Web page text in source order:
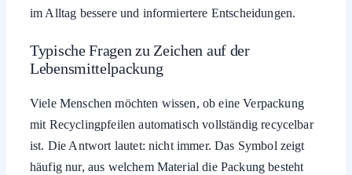
im Alltag bessere und informiertere Entscheidungen.
Typische Fragen zu Zeichen auf der
Lebensmittelpackung
Viele Menschen möchten wissen, ob eine Verpackung
mit Recyclingpfeilen automatisch vollständig recycelbar
ist. Die Antwort lautet: nicht immer. Das Symbol zeigt
häufig nur, aus welchem Material die Packung besteht